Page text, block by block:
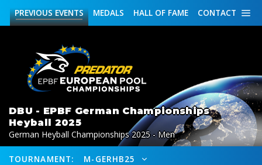
CONTACT
HALL OF FAME
MEDALS
PREVIOUSEVENTS
DBU - EPBF German Championships
Heyball 2025
German Heyball Championships 2025 - Men
TOURNAMENT: M-GERHB25